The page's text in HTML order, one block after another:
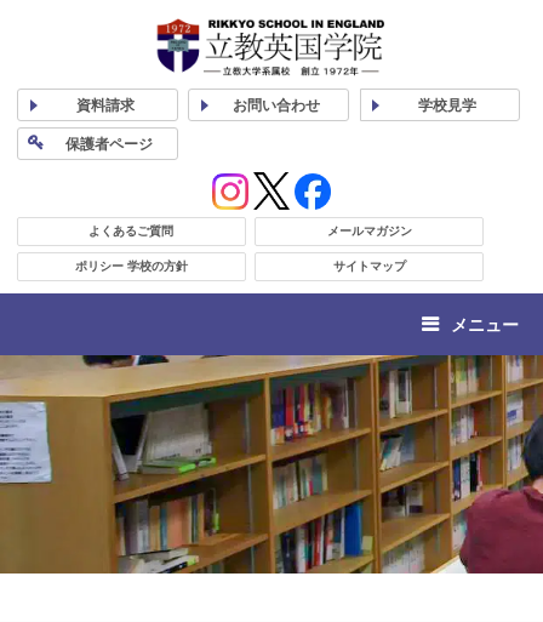
資料請求 お問い合わせ 学校見学
保護者ページ
よくあるご質問 メールマガジン
ポリシー 学校の方針 サイトマップ
メニュー